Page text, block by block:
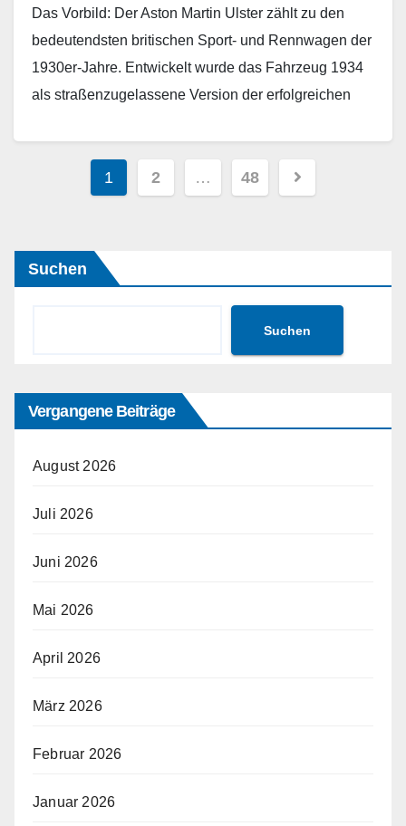
Das Vorbild: Der Aston Martin Ulster zählt zu den
bedeutendsten britischen Sport- und Rennwagen der
1930er-Jahre. Entwickelt wurde das Fahrzeug 1934
als straßenzugelassene Version der erfolgreichen
WeiterlesenSeitennummerierung
der
1 2 … 48
Suchen
Suchen
Vergangene Beiträge
August 2026
Juli 2026
Juni 2026
Mai 2026
April 2026
März 2026
Februar 2026
Januar 2026